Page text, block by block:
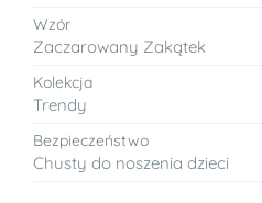
Wzór
Zaczarowany Zakątek
Kolekcja
Trendy
Bezpieczeństwo
Chusty do noszenia dzieci